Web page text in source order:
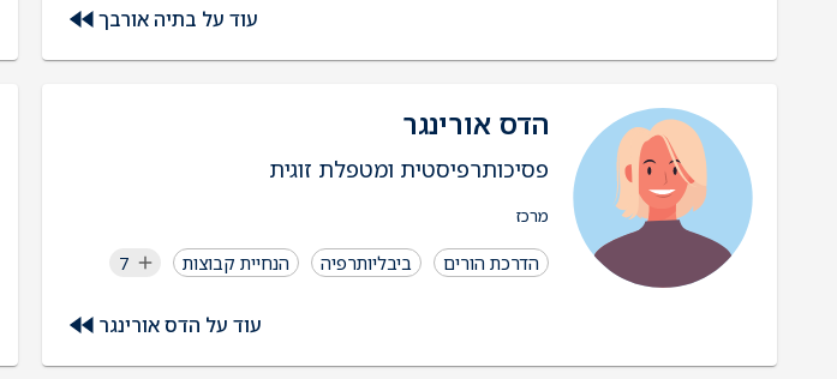
עוד על בתיה אורבך
הדס אורינגר
פסיכותרפיסטית ומטפלת זוגית
מרכז
הדרכת הורים ביבליותרפיה הנחיית קבוצות 7
עוד על הדס אורינגר